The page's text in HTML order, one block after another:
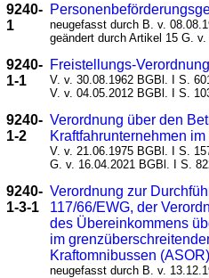
9240-
1
neugefasst durch B. v.
geändert durch Artikel 15 G.
9240-
1-1
Freistellungs-Verordnung
V. v. 30.08.1962 BGBl. I S.
V. v. 04.05.2012 BGBl. I S.
9240-
1-2
Verordnung über den
Kraftfahrunternehmen
V. v. 21.06.1975 BGBl. I S.
G. v. 16.04.2021 BGBl. I S.
9240-
1-3-1
Verordnung zur
117/66/EWG, der
des Übereinkommens
im
Kraftomnibussen (ASOR)
neugefasst durch B. v.